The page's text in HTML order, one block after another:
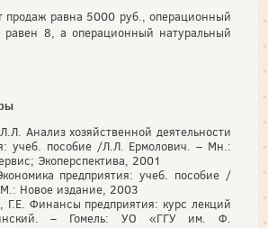
продаж равна 5000 руб., операционный
равен 8, а операционный натуральный
Анализ хозяйственной деятельности
учеб. пособие /Л.Л. Ермолович. – Мн.:
Экоперспектива, 2001
предприятия: учеб. пособие /
Новое издание, 2003
Г.Е. Финансы предприятия: курс лекций
– Гомель: УО «ГГУ им. Ф.